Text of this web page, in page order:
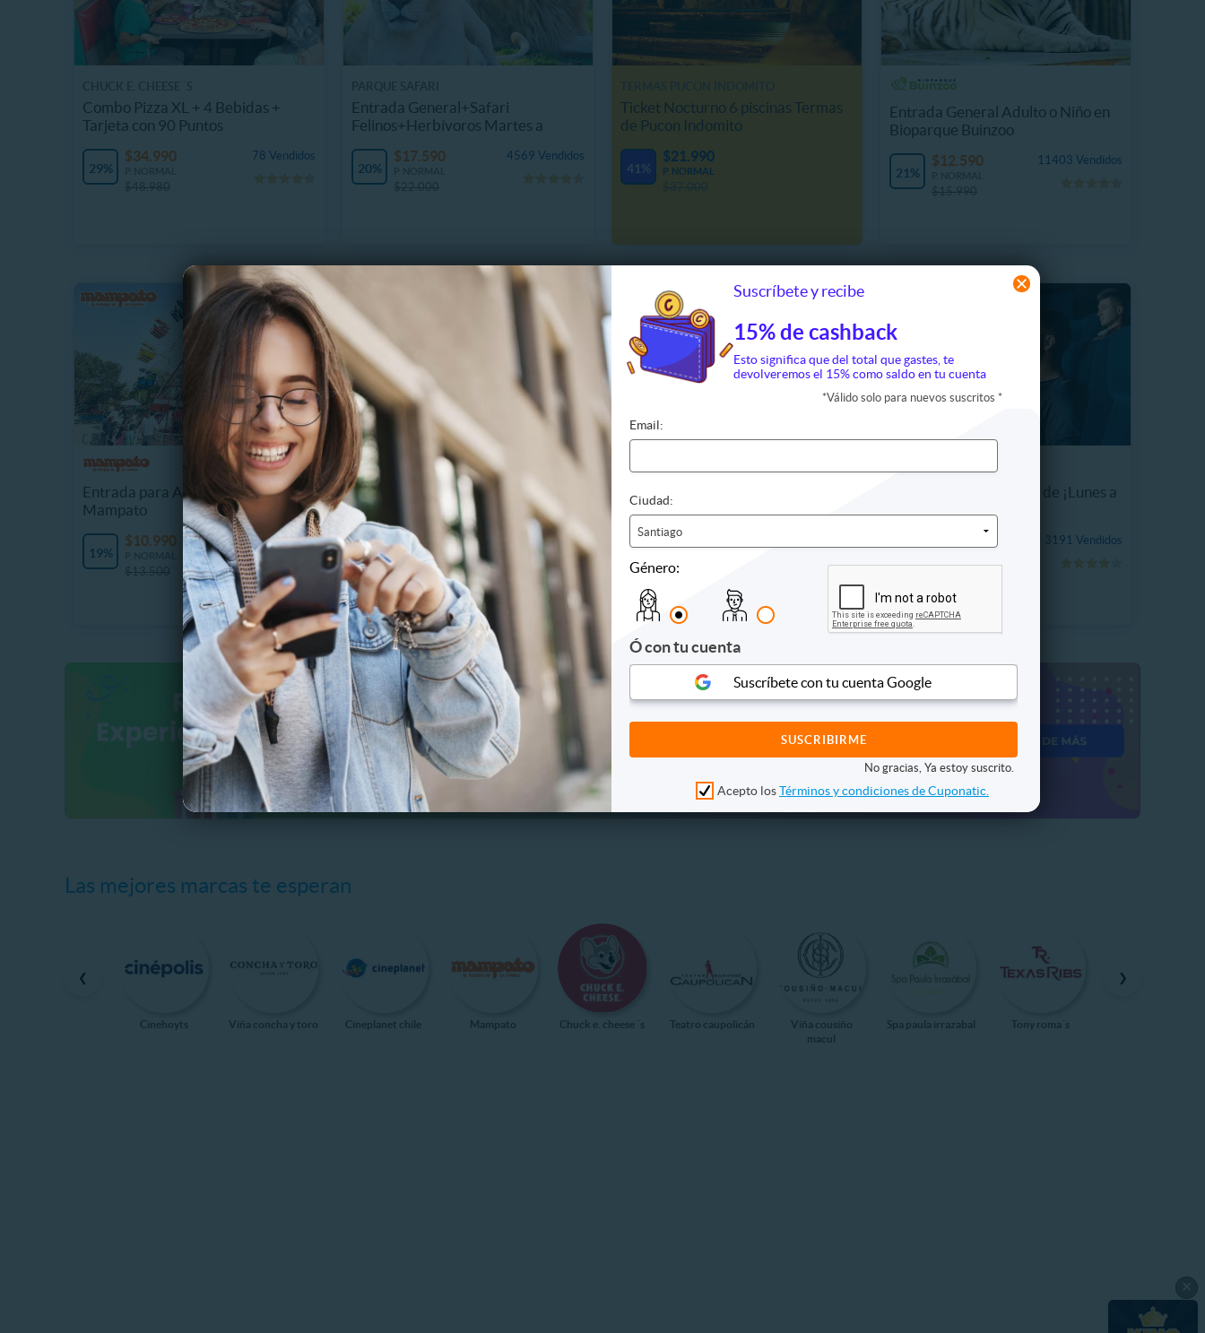
Combo Pizza XL + 4 Bebidas +
Tarjeta con 90 Puntos
29%
78 Vendidos
$34.990
Entrada General+Safari
Felinos+Herbívoros Martes a
20%
4569 Vendidos
$17.590
Ticket Nocturno 6 piscinas Termas
de Pucon Indomito
41%
$21.990
P. NORMAL
Entrada General Adulto o Niño en
Bioparque Buinzoo
21%
11403 Vendidos
$12.590
Entrada para Adulto o Niño
Mampato
19%
2678 Vendidos
$10.990
BALO CLUB STARBALLOONS FLY
Vuelo Cautivo en Globo Aerostático
para 2 Personas
40%
1 Vendidos
$59.900
P. NORMAL
$100.000
$19.990
$22.950
Entrada Para Cinepolis de ¡Lunes a
3191 Vendidos
Las mejores marcas te esperan
❮
Cinehoyts Viña concha y toro Cineplanet chile Mampato Chuck e. cheese ´s Teatro caupolicán
Viña cousiño
macul
Spa paula irrazabal Tony roma´s
❯
Suscríbete y recibe
15% de cashback
Esto significa que del total que gastes, te
devolveremos el 15% como saldo en tu cuenta
*Válido solo para nuevos suscritos *
Email:
Ciudad:
Santiago
Género:
Ó con tu cuenta
Suscríbete con tu cuenta Google
No gracias, Ya estoy suscrito.
Acepto losTérminos y condiciones de Cuponatic.